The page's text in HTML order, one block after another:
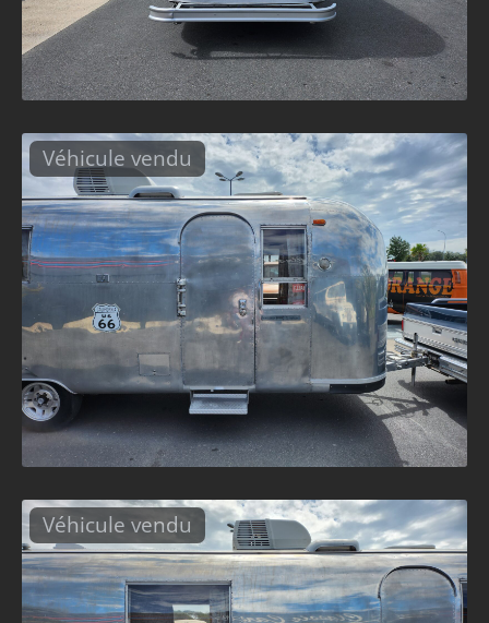
Véhicule vendu
Véhicule vendu